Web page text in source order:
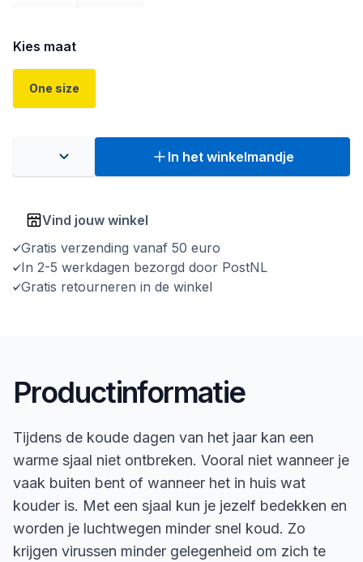
Kies maat
One size
In het winkelmandje
Vind jouw winkel
Gratis verzending vanaf 50 euro
In 2-5 werkdagen bezorgd door PostNL
Gratis retourneren in de winkel
Productinformatie
Tijdens de koude dagen van het jaar kan een
warme sjaal niet ontbreken. Vooral niet wanneer je
vaak buiten bent of wanneer het in huis wat
kouder is. Met een sjaal kun je jezelf bedekken en
worden je luchtwegen minder snel koud. Zo
krijgen virussen minder gelegenheid om zich te